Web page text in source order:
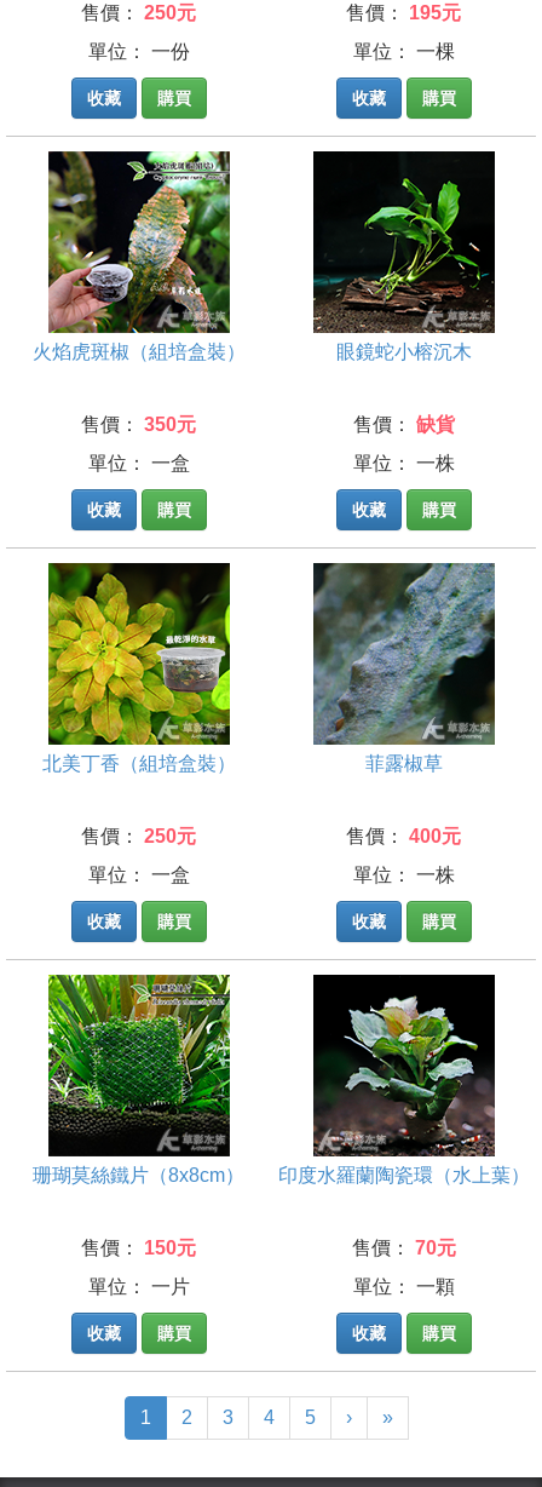
售價：
250元
單位： 一份
收藏 購買
售價：
195元
單位： 一棵
收藏 購買
火焰虎斑椒（組培盒裝）
售價：
350元
單位： 一盒
收藏 購買
眼鏡蛇小榕沉木
售價：
缺貨
單位： 一株
收藏 購買
北美丁香（組培盒裝）
售價：
250元
單位： 一盒
收藏 購買
菲露椒草
售價：
400元
單位： 一株
收藏 購買
珊瑚莫絲鐵片（8x8cm）
售價：
150元
單位： 一片
收藏 購買
印度水羅蘭陶瓷環（水上葉）
售價：
70元
單位： 一顆
收藏 購買
1 (current)
2 3 4 5 › »